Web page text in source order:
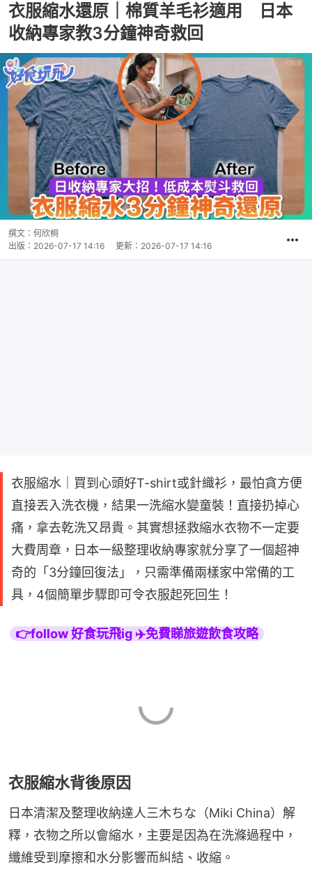
衣服縮水還原｜棉質羊毛衫適用 日本
收納專家教3分鐘神奇救回
撰文： 何欣桐
出版： 2026-07-17 14:16 更新： 2026-07-17 14:16
衣服縮水｜買到心頭好T-shirt或針織衫，最怕貪方便
直接丟入洗衣機，結果一洗縮水變童裝！直接扔掉心
痛，拿去乾洗又昂貴。其實想拯救縮水衣物不一定要
大費周章，日本一級整理收納專家就分享了一個超神
奇的「3分鐘回復法」，只需準備兩樣家中常備的工
具，4個簡單步驟即可令衣服起死回生！
👉follow 好食玩飛ig ✈️免費睇旅遊飲食攻略
衣服縮水背後原因
日本清潔及整理收納達人三木ちな（Miki China）解
釋，衣物之所以會縮水，主要是因為在洗滌過程中，
纖維受到摩擦和水分影響而糾結、收縮。